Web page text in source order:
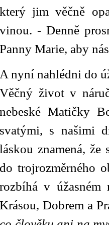
který jim věčně
vinou. - Denně
Panny Marie, aby
A nyní nahlédni do
Věčný život v
nebeské Matičky
svatými, s našimi
láskou znamená, že
do trojrozměrného
rozbíhá v úžasném
Krásou, Dobrem a